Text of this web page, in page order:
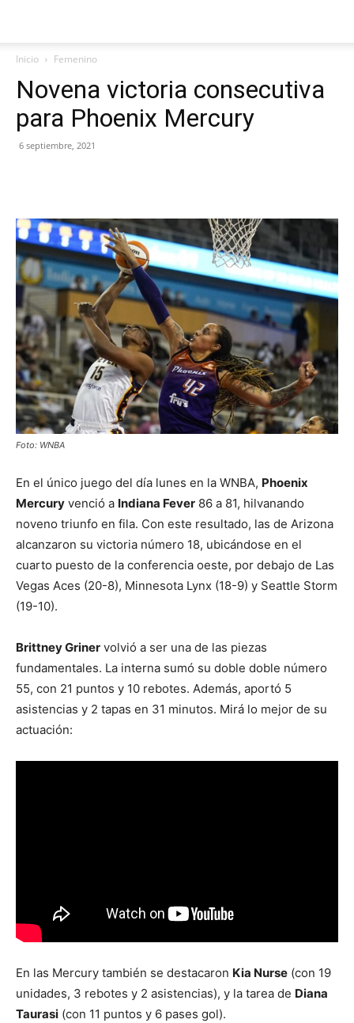
Inicio Femenino
Novena victoria consecutiva
para Phoenix Mercury
6 septiembre, 2021
Foto: WNBA
En el único juego del día lunes en la WNBA, Phoenix
Mercury venció a Indiana Fever 86 a 81, hilvanando
noveno triunfo en fila. Con este resultado, las de Arizona
alcanzaron su victoria número 18, ubicándose en el
cuarto puesto de la conferencia oeste, por debajo de Las
Vegas Aces (20-8), Minnesota Lynx (18-9) y Seattle Storm
(19-10).
Brittney Griner volvió a ser una de las piezas
fundamentales. La interna sumó su doble doble número
55, con 21 puntos y 10 rebotes. Además, aportó 5
asistencias y 2 tapas en 31 minutos. Mirá lo mejor de su
actuación:
En las Mercury también se destacaron Kia Nurse (con 19
unidades, 3 rebotes y 2 asistencias), y la tarea de Diana
Taurasi (con 11 puntos y 6 pases gol).